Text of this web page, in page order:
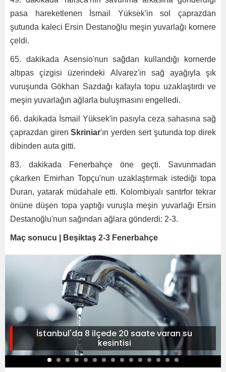
pasa hareketlenen İsmail Yüksek'in sol çaprazdan
şutunda kaleci Ersin Destanoğlu meşin yuvarlağı kornere
çeldi.
65. dakikada Asensio'nun sağdan kullandığı kornerde
altıpas çizgisi üzerindeki Alvarez'in sağ ayağıyla şık
vuruşunda Gökhan Sazdağı kafayla topu uzaklaştırdı ve
meşin yuvarlağın ağlarla buluşmasını engelledi.
66. dakikada İsmail Yüksek'in pasıyla ceza sahasına sağ
çaprazdan girenSkriniar'ın yerden sert şutunda top direk
dibinden auta gitti.
83. dakikada Fenerbahçe öne geçti. Savunmadan
çıkarken Emirhan Topçu'nun uzaklaştırmak istediği topa
Duran, yatarak müdahale etti. Kolombiyalı santrfor tekrar
önüne düşen topa yaptığı vuruşla meşin yuvarlağı Ersin
Destanoğlu'nun sağından ağlara gönderdi: 2-3.
Maç sonucu | Beşiktaş 2-3 Fenerbahçe
İstanbul'da 8 ilçede 20 saate varan su
kesintisi